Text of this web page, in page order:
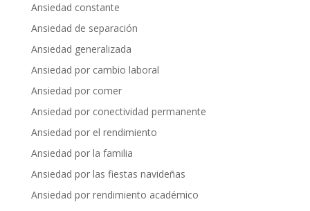
Ansiedad constante
Ansiedad de separación
Ansiedad generalizada
Ansiedad por cambio laboral
Ansiedad por comer
Ansiedad por conectividad permanente
Ansiedad por el rendimiento
Ansiedad por la familia
Ansiedad por las fiestas navideñas
Ansiedad por rendimiento académico